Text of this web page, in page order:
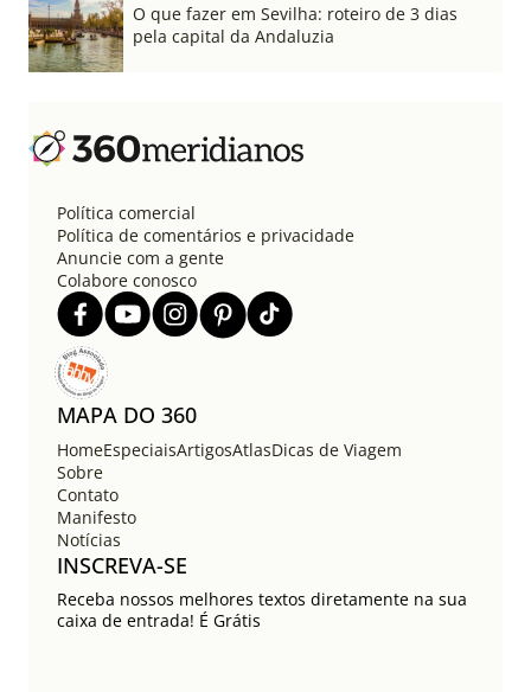
O que fazer em Sevilha: roteiro de 3 dias
pela capital da Andaluzia
Política comercial
Política de comentários e privacidade
Anuncie com a gente
Colabore conosco
MAPA DO 360
HomeEspeciaisArtigosAtlasDicas de Viagem
Sobre
Contato
Manifesto
Notícias
INSCREVA-SE
Receba nossos melhores textos diretamente na sua
caixa de entrada! É Grátis